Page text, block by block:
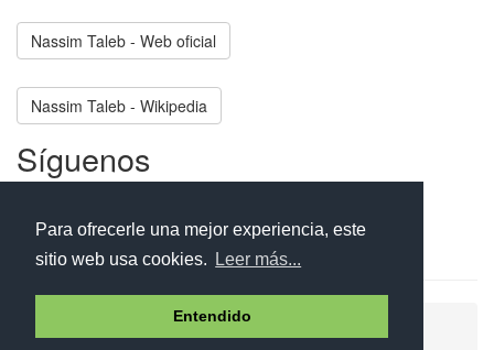
Para ofrecerle una mejor experiencia, este
sitio web usa cookies.
Leer más...
Entendido
Nassim Taleb - Web oficial
Nassim Taleb - Wikipedia
Síguenos
Aviso legal